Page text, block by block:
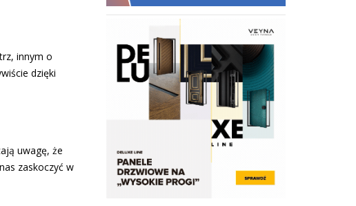
innym o
dzięki
uwagę, że
zaskoczyć w